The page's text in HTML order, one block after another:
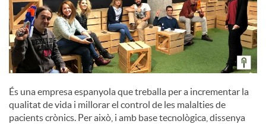
És una empresa espanyola que treballa per a incrementar la
qualitat de vida i millorar el control de les malalties de
pacients crònics. Per això, i amb base tecnològica, dissenya